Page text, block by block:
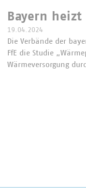
Bayern
19.04.2024
Die Verbände der
FfE die Studie
Wärmeversorgung